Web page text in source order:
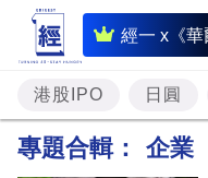
經一 x《華
即
時
財
經
港股IPO 日圓
專題合輯： 企業